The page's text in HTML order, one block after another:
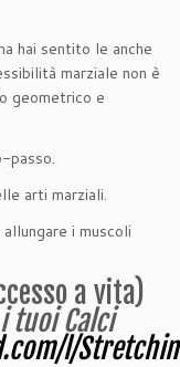
hai sentito le anche
marziale non è
geometrico e
passo.
arti marziali.
i muscoli
a vita)
tuoi Calci
l/